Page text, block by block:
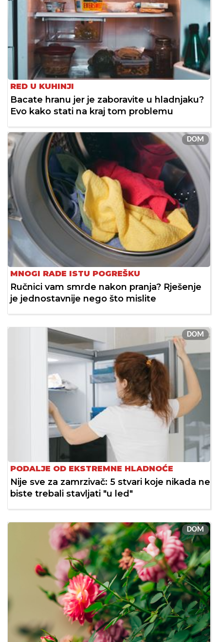
RED U KUHINJI
Bacate hranu jer je zaboravite u hladnjaku?
Evo kako stati na kraj tom problemu
DOM
MNOGI RADE ISTU POGREŠKU
Ručnici vam smrde nakon pranja? Rješenje
je jednostavnije nego što mislite
DOM
PODALJE OD EKSTREMNE HLADNOĆE
Nije sve za zamrzivač: 5 stvari koje nikada ne
biste trebali stavljati "u led"
DOM